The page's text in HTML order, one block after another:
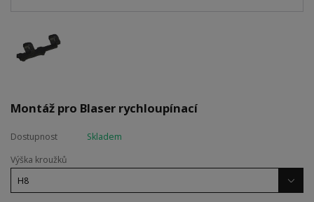
Montáž pro Blaser rychloupínací
Dostupnost
Skladem
Výška kroužků